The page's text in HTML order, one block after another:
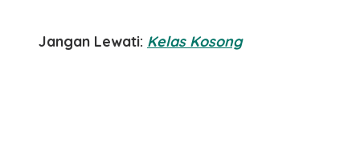
Jangan Lewati: Kelas Kosong